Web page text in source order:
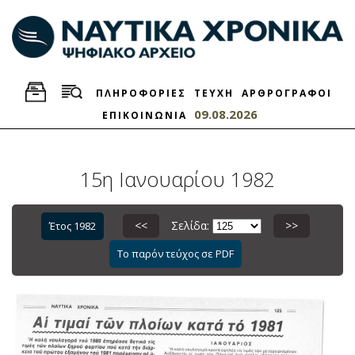
ΠΛΗΡΟΦΟΡΙΕΣ ΤΕΥΧΗ
ΑΡΘΡΟΓΡΑΦΟΙ
ΕΠΙΚΟΙΝΩΝΙΑ
09.08.2026
15η Ιανουαρίου 1982
Έτος 1982 << Σελίδα: >>
Το παρόν τεύχος σε PDF